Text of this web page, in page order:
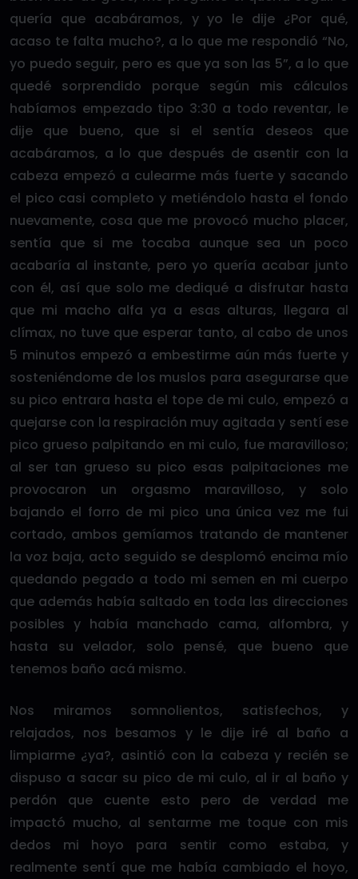
quería que acabáramos, y yo le dije ¿Por qué,
acaso te falta mucho?, a lo que me respondió “No,
yo puedo seguir, pero es que ya son las 5”, a lo que
quedé sorprendido porque según mis cálculos
habíamos empezado tipo 3:30 a todo reventar, le
dije que bueno, que si el sentía deseos que
acabáramos, a lo que después de asentir con la
cabeza empezó a culearme más fuerte y sacando
el pico casi completo y metiéndolo hasta el fondo
nuevamente, cosa que me provocó mucho placer,
sentía que si me tocaba aunque sea un poco
acabaría al instante, pero yo quería acabar junto
con él, así que solo me dediqué a disfrutar hasta
que mi macho alfa ya a esas alturas, llegara al
clímax, no tuve que esperar tanto, al cabo de unos
5 minutos empezó a embestirme aún más fuerte y
sosteniéndome de los muslos para asegurarse que
su pico entrara hasta el tope de mi culo, empezó a
quejarse con la respiración muy agitada y sentí ese
pico grueso palpitando en mi culo, fue maravilloso;
al ser tan grueso su pico esas palpitaciones me
provocaron un orgasmo maravilloso, y solo
bajando el forro de mi pico una única vez me fui
cortado, ambos gemíamos tratando de mantener
la voz baja, acto seguido se desplomó encima mío
quedando pegado a todo mi semen en mi cuerpo
que además había saltado en toda las direcciones
posibles y había manchado cama, alfombra, y
hasta su velador, solo pensé, que bueno que
tenemos baño acá mismo.
Nos miramos somnolientos, satisfechos, y
relajados, nos besamos y le dije iré al baño a
limpiarme ¿ya?, asintió con la cabeza y recién se
dispuso a sacar su pico de mi culo, al ir al baño y
perdón que cuente esto pero de verdad me
impactó mucho, al sentarme me toque con mis
dedos mi hoyo para sentir como estaba, y
realmente sentí que me había cambiado el hoyo,